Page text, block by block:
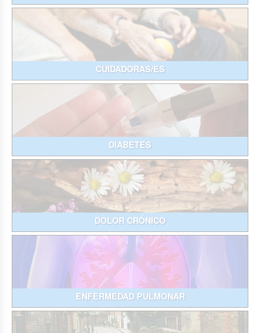
CUIDADORAS/ES
DIABETES
DOLOR CRÓNICO
ENFERMEDAD PULMONAR